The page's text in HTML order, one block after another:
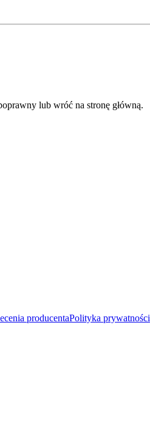
lub wróć na stronę główną.
producentaPolityka prywatności